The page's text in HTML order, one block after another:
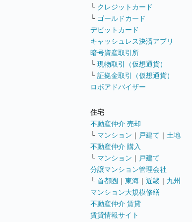
└ クレジットカード
└ ゴールドカード
デビットカード
キャッシュレス決済アプリ
暗号資産取引所
└ 現物取引（仮想通貨）
└ 証拠金取引（仮想通貨）
ロボアドバイザー
住宅
不動産仲介 売却
└ マンション ｜ 戸建て ｜ 土地
不動産仲介 購入
└ マンション ｜ 戸建て
分譲マンション管理会社
└ 首都圏 ｜ 東海 ｜ 近畿 ｜ 九州
マンション大規模修繕
不動産仲介 賃貸
賃貸情報サイト